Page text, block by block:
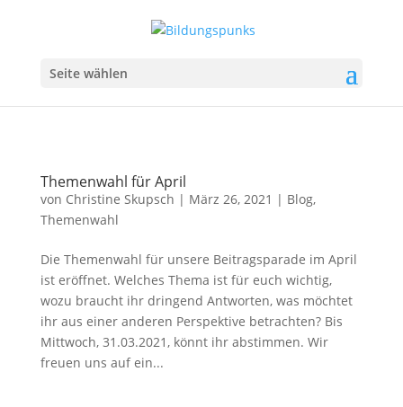
Seite wählen
Themenwahl für April
von Christine Skupsch | März 26, 2021 | Blog,
Themenwahl
Die Themenwahl für unsere Beitragsparade im April
ist eröffnet. Welches Thema ist für euch wichtig,
wozu braucht ihr dringend Antworten, was möchtet
ihr aus einer anderen Perspektive betrachten? Bis
Mittwoch, 31.03.2021, könnt ihr abstimmen. Wir
freuen uns auf ein...